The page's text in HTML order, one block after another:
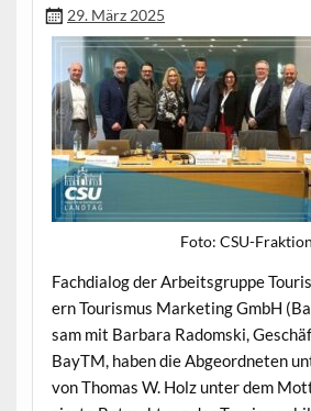
29. März 2025
Foto: CSU-Frak­tion
Fach­di­a­log der Arbeits­gruppe
ern Touris­mus Mar­ket­ing GmbH
sam mit Bar­bara Radom­s­ki,
BayTM, haben die Abge­ord­neten
von Thomas W. Holz unter dem